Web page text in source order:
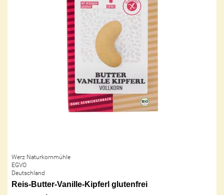
Werz Naturkornmühle
EGVO
Deutschland
Reis-Butter-Vanille-Kipferl glutenfrei